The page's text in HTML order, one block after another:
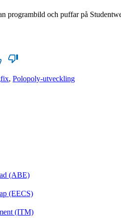
programbild och puffar på
Polopoly-utveckling
(ABE)
(EECS)
(ITM)